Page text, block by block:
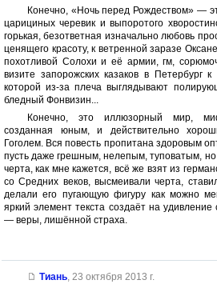
Конечно, «Ночь перед Рождеством» —
царициных черевик и выпоротого
горькая, безответная изначально любовь
ценящего красоту, к ветренной заразе
похотливой Солохи и её армии, гм,
визите запорожских казаков в Петербург
которой из-за плеча выглядывают
бледный Фонвизин...
Конечно, это иллюзорный мир,
созданная юным, и действительно
Гоголем. Вся повесть пропитана здоровым
пусть даже грешным, нелепым, туповатым,
черта, как мне кажется, всё же взят из
со Средних веков, высмеивали черта,
делали его пугающую фигуру как можно
яркий элемент текста создаёт на
— веры, лишённой страха.
Тиань, 23 октября 2013 г.